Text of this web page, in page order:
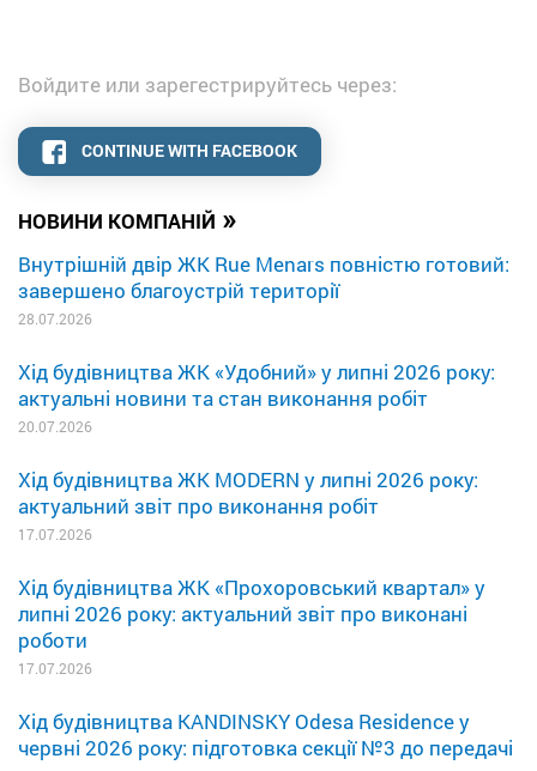
НОВИНИ КОМПАНІЙ »
Внутрішній двір ЖК Rue Menars повністю готовий:
завершено благоустрій території
28.07.2026
Хід будівництва ЖК «Удобний» у липні 2026 року:
актуальні новини та стан виконання робіт
20.07.2026
Хід будівництва ЖК MODERN у липні 2026 року:
актуальний звіт про виконання робіт
17.07.2026
Хід будівництва ЖК «Прохоровський квартал» у
липні 2026 року: актуальний звіт про виконані
роботи
17.07.2026
Хід будівництва KANDINSKY Odesa Residence у
червні 2026 року: підготовка секції №3 до передачі
Войдите или зарегестрируйтесь через:
CONTINUE WITH FACEBOOK